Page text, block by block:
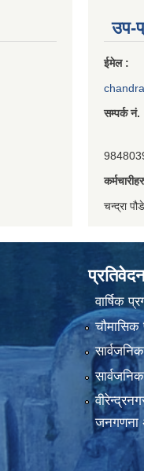
उप-
ईमेल :
सम्पर्क नं.
चन्द्रा
वार्षिक
चौमासिक
सार्वजनिक
जनगणना